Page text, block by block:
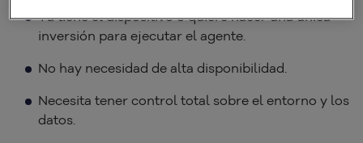
Ya tiene el dispositivo o quiere hacer una única
inversión para ejecutar el agente.
No hay necesidad de alta disponibilidad.
Necesita tener control total sobre el entorno y los
datos.